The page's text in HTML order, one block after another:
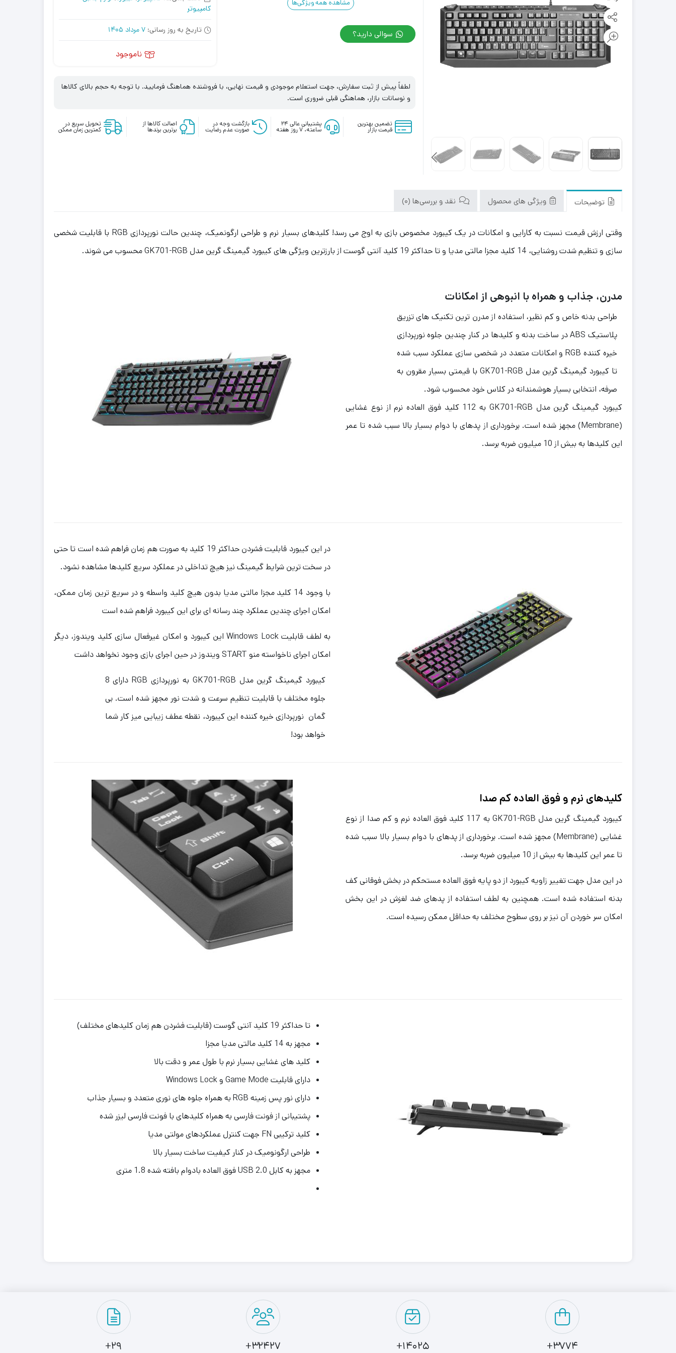
مشاهده همه ویژگی‌ها
سوالی دارید؟
کامپیوتر
تاریخ به روز رسانی: 7 مرداد 1405
ناموجود
لطفاً پیش از ثبت سفارش، جهت استعلام موجودی و قیمت نهایی، با فروشنده هماهنگ فرمایید. با توجه به حجم بالای کالاها
و نوسانات بازار، هماهنگی قبلی ضروری است.
تضمین بهترین
قیمت بازار
پشتیبانی عالی ۲۴
ساعته، ۷ روز هفته
بازگشت وجه در
صورت عدم رضایت
اصالت کالاها از
برترین برندها
تحویل سریع در
کمترین زمان ممکن
توضیحات ویژگی های محصول نقد و بررسی‌ها (0)
وقتی ارزش قیمت نسبت به کارایی و امکانات در یک کیبورد مخصوص بازی به اوج می رسد! کلیدهای بسیار نرم و طراحی ارگونمیک، چندین حالت نورپردازی RGB با قابلیت شخصی
سازی و تنظیم شدت روشنایی، 14 کلید مجزا مالتی مدیا و تا حداکثر 19 کلید آنتی گوست از بارزترین ویژگی های کیبورد گیمینگ گرین مدل GK701-RGB محسوب می شوند.
مدرن، جذاب و همراه با انبوهی از امکانات
طراحی بدنه خاص و کم نظیر، استفاده از مدرن ترین تکنیک های تزریق
پلاستیک ABS در ساخت بدنه و کلیدها در کنار چندین جلوه نورپردازی
خیره کننده RGB و امکانات متعدد در شخصی سازی عملکرد سبب شده
تا کیبورد گیمینگ گرین مدل GK701-RGB با قیمتی بسیار مقرون به
صرفه، انتخابی بسیار هوشمندانه در کلاس خود محسوب شود.
کیبورد گیمینگ گرین مدل GK701-RGB به 112 کلید فوق العاده نرم از نوع غشایی
(Membrane) مجهز شده است. برخورداری از پدهای با دوام بسیار بالا سبب شده تا عمر
این کلیدها به بیش از 10 میلیون ضربه برسد.
در این کیبورد قابلیت فشردن حداکثر 19 کلید به صورت هم زمان فراهم شده است تا حتی
در سخت ترین شرایط گیمینگ نیز هیچ تداخلی در عملکرد سریع کلیدها مشاهده نشود.
با وجود 14 کلید مجزا مالتی مدیا بدون هیچ کلید واسطه و در سریع ترین زمان ممکن،
امکان اجرای چندین عملکرد چند رسانه ای برای این کیبورد فراهم شده است
به لطف قابلیت Windows Lock این کیبورد و امکان غیرفعال سازی کلید ویندوز، دیگر
امکان اجرای ناخواسته منو START ویندوز در حین اجرای بازی وجود نخواهد داشت
کیبورد گیمینگ گرین مدل GK701-RGB به نورپردازی RGB دارای 8
جلوه مختلف با قابلیت تنظیم سرعت و شدت نور مجهز شده است. بی
گمان نورپردازی خیره کننده این کیبورد، نقطه عطف زیبایی میز کار شما
خواهد بود!
کلیدهای نرم و فوق العاده کم صدا
کیبورد گیمینگ گرین مدل GK701-RGB به 117 کلید فوق العاده نرم و کم صدا از نوع
غشایی (Membrane) مجهز شده است. برخورداری از پدهای با دوام بسیار بالا سبب شده
تا عمر این کلیدها به بیش از 10 میلیون ضربه برسد.
در این مدل جهت تغییر زاویه کیبورد از دو پایه فوق العاده مستحکم در بخش فوقانی کف
بدنه استفاده شده است. همچنین به لطف استفاده از پدهای ضد لغزش در این بخش
امکان سر خوردن آن نیز بر روی سطوح مختلف به حداقل ممکن رسیده است.
تا حداکثر 19 کلید آنتی گوست (قابلیت فشردن هم زمان کلیدهای مختلف)
مجهز به 14 کلید مالتی مدیا مجزا
کلید های غشایی بسیار نرم با طول عمر و دقت بالا
دارای قابلیت Game Mode و Windows Lock
دارای نور پس زمینه RGB به همراه جلوه های نوری متعدد و بسیار جذاب
پشتیبانی از فونت فارسی به همراه کلیدهای با فونت فارسی لیزر شده
کلید ترکیبی FN جهت کنترل عملکردهای مولتی مدیا
طراحی ارگونومیک در کنار کیفیت ساخت بسیار بالا
مجهز به کابل USB 2.0 فوق العاده بادوام بافته شده 1.8 متری
3774+
14025+
32427+
29+